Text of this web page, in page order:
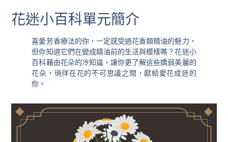
花迷小百科單元簡介
喜愛芳香療法的你，一定感受過花香類精油的魅力，
但你知道它們在變成精油前的生活與模樣嗎？花迷小
百科藉由花朵的冷知識，讓你更了解這些嬌弱美麗的
花朵，徜徉在花的不可思議之間，獻給愛花成迷的
你。